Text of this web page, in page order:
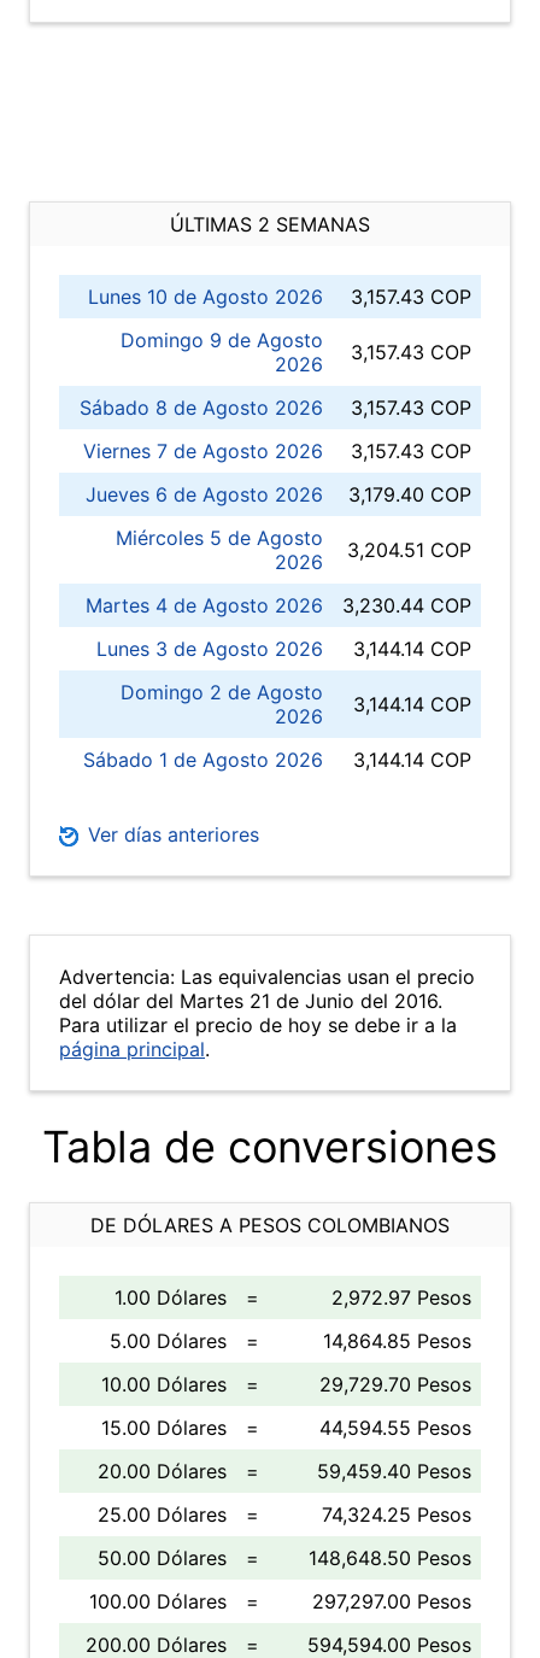
ÚLTIMAS 2 SEMANAS
Lunes 10 de Agosto 2026
3,157.43 COP
Domingo 9 de Agosto
2026
3,157.43 COP
Sábado 8 de Agosto 2026
3,157.43 COP
Viernes 7 de Agosto 2026
3,157.43 COP
Jueves 6 de Agosto 2026
3,179.40 COP
Miércoles 5 de Agosto
2026
3,204.51 COP
Martes 4 de Agosto 2026
3,230.44 COP
Lunes 3 de Agosto 2026
3,144.14 COP
Domingo 2 de Agosto
2026
3,144.14 COP
Sábado 1 de Agosto 2026 3,144.14 COP
Ver días anteriores
Advertencia: Las equivalencias usan el precio
del dólar del Martes 21 de Junio del 2016.
Para utilizar el precio de hoy se debe ir a la
página principal.
Tabla de conversiones
DE DÓLARES A PESOS COLOMBIANOS
1.00 Dólares =
2,972.97 Pesos
5.00 Dólares
=
14,864.85 Pesos
10.00 Dólares
=
29,729.70 Pesos
15.00 Dólares
=
44,594.55 Pesos
20.00 Dólares
=
59,459.40 Pesos
25.00 Dólares
=
74,324.25 Pesos
50.00 Dólares
=
148,648.50 Pesos
100.00 Dólares
=
297,297.00 Pesos
200.00 Dólares
=
594,594.00 Pesos